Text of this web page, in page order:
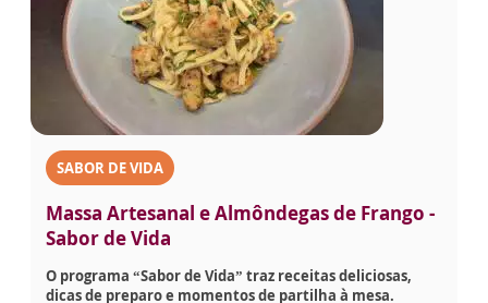
SABOR DE VIDA
Massa Artesanal e Almôndegas de Frango -
Sabor de Vida
O programa “Sabor de Vida” traz receitas deliciosas,
dicas de preparo e momentos de partilha à mesa.